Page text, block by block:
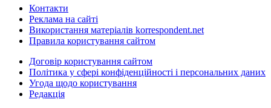
Контакти
Реклама на сайті
Використання матеріалів korrespondent.net
Правила користування сайтом
Договір користування сайтом
Політика у сфері конфіденційності і персональних даних
Угода щодо користування
Редакція